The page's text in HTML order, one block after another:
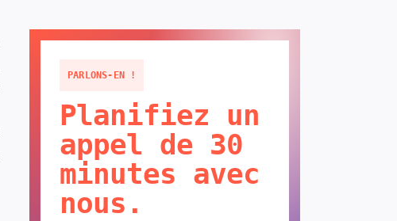
PARLONS-EN !
Planifiez un
appel de 30
minutes avec
nous.